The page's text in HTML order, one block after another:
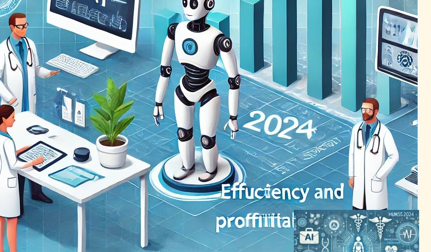
AI活用で医療業界が変革、効
率化と患者ケア向上を実現
ヘルスケアテクノロジーニュース
2024年1月26日10:25
AIとデータサイエンスの未来
が医療から都市生活までを変
革、2024年に向けた倫理的
課題も浮上
AI（人工知能）ニュース｜
テクノロジーと社会ニュース
2023年12月30日0:40
AI活用で医療業界の収益向
上、収益漏れ防止への道開く
AI（人工知能）ニュース
2024年2月24日0:47